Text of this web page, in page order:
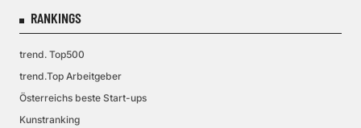
RANKINGS
trend. Top500
trend.Top Arbeitgeber
Österreichs beste Start-ups
Kunstranking